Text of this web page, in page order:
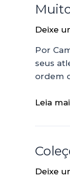
Deixe
Por
seus
ordem
Leia
Deixe